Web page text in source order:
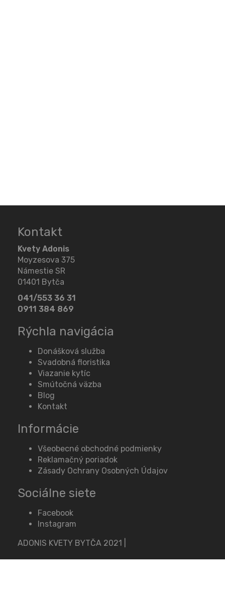
Kontakt
Kvety Adonis
Moyzesova 375
Námestie SR
01401 Bytča
041/553 36 31
0911 384 869
Rýchla navigácia
Donášková služba
Svadobná floristika
Viazanie kytíc
Smútočná väzba
Blog
Kontakt
Informácie
Všeobecné obchodné podmienky
Reklamačný poriadok
Zásady Ochrany Osobných Údajov
Sociálne siete
Facebook
Instagram
ADONIS KVETY BYTČA 2021